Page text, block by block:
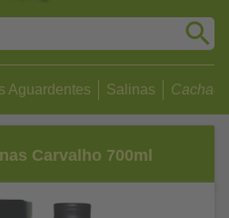
Aguardentes Salinas
Carvalho 700ml